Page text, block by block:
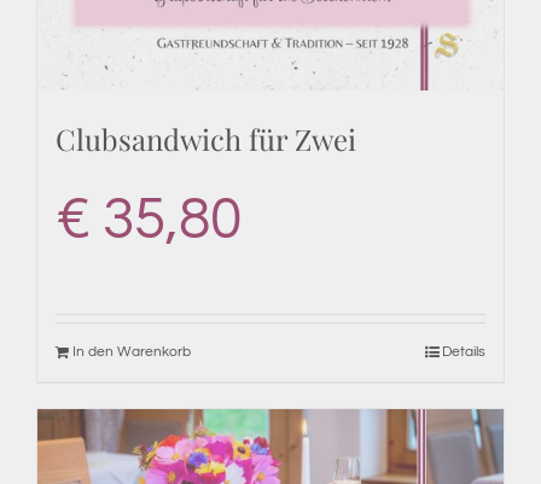
Clubsandwich für Zwei
€ 35,80
In den Warenkorb Details